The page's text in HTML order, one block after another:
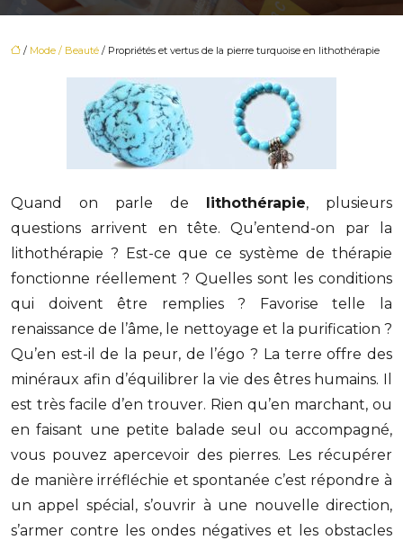
/ Mode / Beauté / Propriétés et vertus de la pierre turquoise en lithothérapie
Quand on parle de lithothérapie, plusieurs
questions arrivent en tête. Qu’entend-on par la
lithothérapie ? Est-ce que ce système de thérapie
fonctionne réellement ? Quelles sont les conditions
qui doivent être remplies ? Favorise telle la
renaissance de l’âme, le nettoyage et la purification ?
Qu’en est-il de la peur, de l’égo ? La terre offre des
minéraux afin d’équilibrer la vie des êtres humains. Il
est très facile d’en trouver. Rien qu’en marchant, ou
en faisant une petite balade seul ou accompagné,
vous pouvez apercevoir des pierres. Les récupérer
de manière irréfléchie et spontanée c’est répondre à
un appel spécial, s’ouvrir à une nouvelle direction,
s’armer contre les ondes négatives et les obstacles